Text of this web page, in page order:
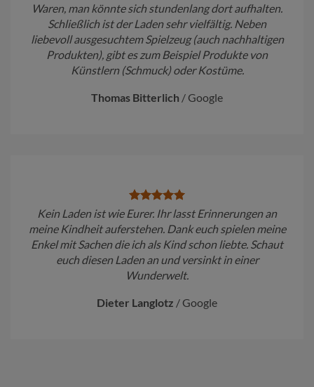
Waren, man könnte sich stundenlang dort aufhalten.
Schließlich ist der Laden sehr vielfältig. Neben
liebevoll ausgesuchtem Spielzeug (auch nachhaltigen
Produkten), gibt es zum Beispiel Produkte von
Künstlern (Schmuck) oder Kostüme.
Thomas Bitterlich / Google
Kein Laden ist wie Eurer. Ihr lasst Erinnerungen an
meine Kindheit auferstehen. Dank euch spielen meine
Enkel mit Sachen die ich als Kind schon liebte. Schaut
euch diesen Laden an und versinkt in einer
Wunderwelt.
Dieter Langlotz / Google